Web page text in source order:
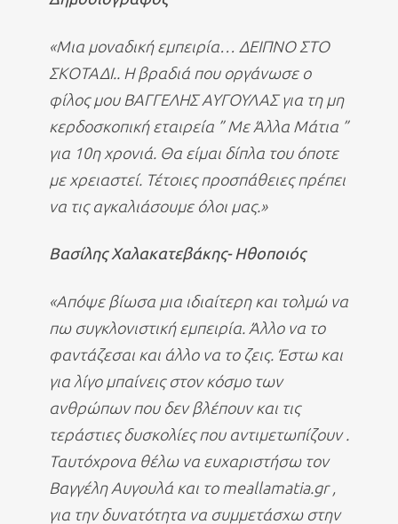
«Μια μοναδική εμπειρία… ΔΕΙΠΝΟ ΣΤΟ
ΣΚΟΤΑΔΙ.. Η βραδιά που οργάνωσε ο
φίλος μου ΒΑΓΓΕΛΗΣ ΑΥΓΟΥΛΑΣ για τη μη
κερδοσκοπική εταιρεία ” Με Άλλα Μάτια ”
για 10η χρονιά. Θα είμαι δίπλα του όποτε
με χρειαστεί. Τέτοιες προσπάθειες πρέπει
να τις αγκαλιάσουμε όλοι μας.»
Βασίλης Χαλακατεβάκης- Ηθοποιός
«Απόψε βίωσα μια ιδιαίτερη και τολμώ να
πω συγκλονιστική εμπειρία. Άλλο να το
φαντάζεσαι και άλλο να το ζεις. Έστω και
για λίγο μπαίνεις στον κόσμο των
ανθρώπων που δεν βλέπουν και τις
τεράστιες δυσκολίες που αντιμετωπίζουν .
Ταυτόχρονα θέλω να ευχαριστήσω τον
Βαγγέλη Αυγουλά και το meallamatia.gr ,
για την δυνατότητα να συμμετάσχω στην